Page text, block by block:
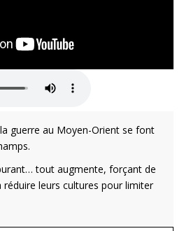
guerre au Moyen-Orient se font
tout augmente, forçant de
leurs cultures pour limiter